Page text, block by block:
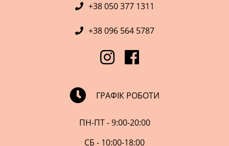
+38 050 377 1311
+38 096 564 5787
ГРАФІК РОБОТИ
ПН-ПТ - 9:00-20:00
СБ - 10:00-18:00